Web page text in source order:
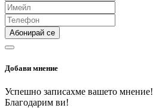
Абонирай се
Добави мнение
Успешно записахме вашето мнение!
Благодарим ви!